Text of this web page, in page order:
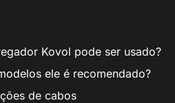
Kovol pode ser usado?
ele é recomendado?
de cabos